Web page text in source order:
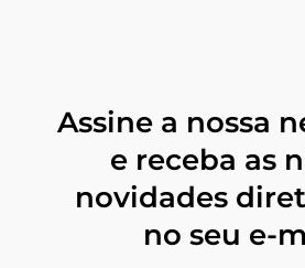
Assine a nossa
e receba as
novidades
no seu e-